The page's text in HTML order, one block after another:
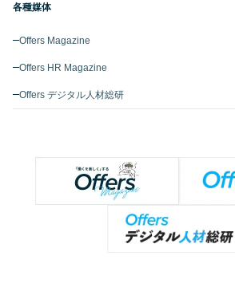
各種媒体
Offers Magazine
Offers HR Magazine
Offers デジタル人材総研